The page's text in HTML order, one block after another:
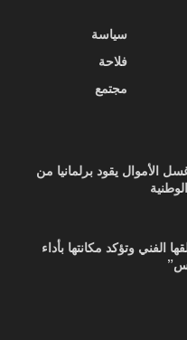
سياسة
فلاحة
مجتمع
الأموال يقود برلمانيا من
الفني وتؤكد مكانتها بأداء